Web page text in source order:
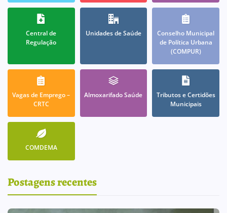
Central de
Regulação
Unidades de Saúde
Conselho Municipal
de Política Urbana
(COMPUR)
Vagas de Emprego –
CRTC
Almoxarifado Saúde
Tributos e Certidões
Municipais
COMDEMA
Postagens recentes